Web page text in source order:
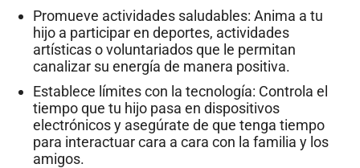
Promueve actividades saludables: Anima a tu
hijo a participar en deportes, actividades
artísticas o voluntariados que le permitan
canalizar su energía de manera positiva.
Establece límites con la tecnología: Controla el
tiempo que tu hijo pasa en dispositivos
electrónicos y asegúrate de que tenga tiempo
para interactuar cara a cara con la familia y los
amigos.